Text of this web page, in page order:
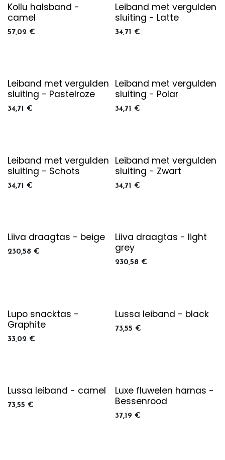
Kollu halsband -
camel
57,02 €
Leiband met vergulden
sluiting - Latte
34,71 €
Leiband met vergulden
sluiting - Pastelroze
34,71 €
Leiband met vergulden
sluiting - Polar
34,71 €
Leiband met vergulden
sluiting - Schots
34,71 €
Leiband met vergulden
sluiting - Zwart
34,71 €
Liiva draagtas - beige
230,58 €
Liiva draagtas - light
grey
230,58 €
Lupo snacktas -
Graphite
33,02 €
Lussa leiband - black
73,55 €
Lussa leiband - camel
73,55 €
Luxe fluwelen harnas -
Bessenrood
37,19 €